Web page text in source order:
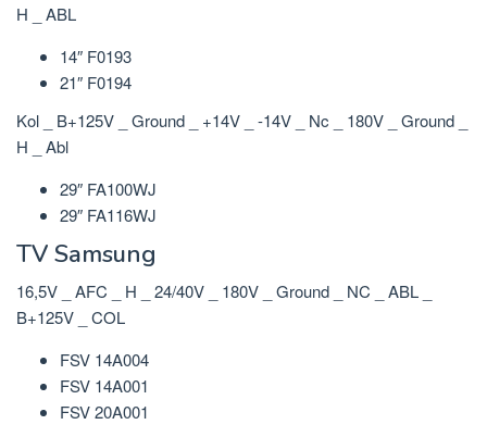
H _ ABL
14″ F0193
21″ F0194
Kol _ B+125V _ Ground _ +14V _ -14V _ Nc _ 180V _ Ground _
H _ Abl
29″ FA100WJ
29″ FA116WJ
TV Samsung
16,5V _ AFC _ H _ 24/40V _ 180V _ Ground _ NC _ ABL _
B+125V _ COL
FSV 14A004
FSV 14A001
FSV 20A001